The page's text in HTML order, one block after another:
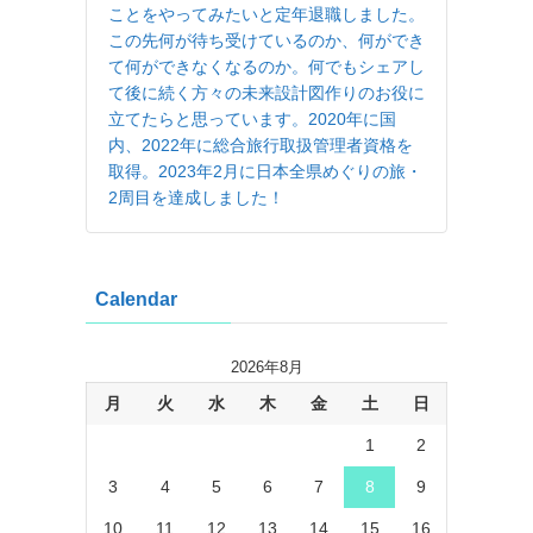
ことをやってみたいと定年退職しました。
この先何が待ち受けているのか、何ができ
て何ができなくなるのか。何でもシェアし
て後に続く方々の未来設計図作りのお役に
立てたらと思っています。2020年に国
内、2022年に総合旅行取扱管理者資格を
取得。2023年2月に日本全県めぐりの旅・
2周目を達成しました！
Calendar
2026年8月
月 火 水 木 金 土 日
1 2
3 4 5 6 7 8 9
10 11 12 13 14 15 16